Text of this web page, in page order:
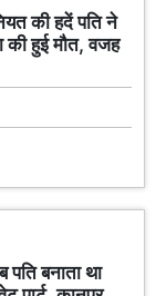
की हदें पति ने
की हुई मौत, वजह
बनाता था